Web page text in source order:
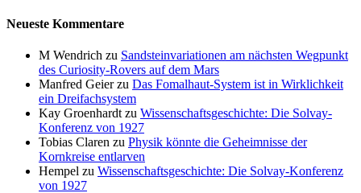
Neueste Kommentare
M Wendrich zu Sandsteinvariationen am nächsten Wegpunkt
des Curiosity-Rovers auf dem Mars
Manfred Geierzu Das Fomalhaut-System ist in Wirklichkeit
ein Dreifachsystem
Kay Groenhardt zu Wissenschaftsgeschichte: Die Solvay-
Konferenz von 1927
Tobias Claren zu Physik könnte die Geheimnisse der
Kornkreise entlarven
Hempel zu Wissenschaftsgeschichte: Die Solvay-Konferenz
von 1927